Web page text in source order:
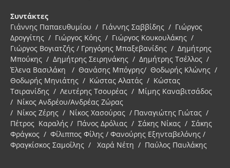
Συντάκτες
Γιάννης Παπαευθυμίου / Γιάννης Σαββίδης / Γιώργος
Δρογγίτης / Γιώργος Κόης / Γιώργος Κουκουλάκης /
Γιώργος Βογιατζής / Γρηγόρης Μπαξεβανίδης / Δημήτρης
Μπούκης / Δημήτρης Σειρηνάκης / Δημήτρης Τσέλλος /
Έλενα Βασιλάκη / Θανάσης Μπόγρης/ Θοδωρής Κλώνης /
Θοδωρής Μηνιάτης / Κώστας Αλατάς / Κώστας
Τσιρανίδης / Λευτέρης Τσουρέας / Μίμης Καναβιτσάδος
/ Νίκος Ανδρέου/Ανδρέας Ζώρας
/ Νίκος Ζέρης / Νίκος Χασούρας / Παναγιώτης Γιώτας /
Πέτρος Καραλής / Πάνος Δρόλιας / Σάκης Νίκας / Σάκης
Φράγκος / Φίλιππος Φίλης / Φανούρης Εξηνταβελόνης /
Φραγκίσκος Σαμοΐλης / Χαρά Νέτη / Παύλος Παυλάκης